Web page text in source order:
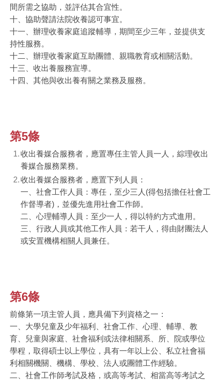
間所需之協助，並評估其合宜性。
十、協助聲請法院收養認可事宜。
十一、辦理收養家庭追蹤輔導，期間至少三年，並提供支
持性服務。
十二、辦理收養家庭互助團體、親職教育或相關活動。
十三、收出養服務宣導。
十四、其他與收出養有關之業務及服務。
第5條
收出養媒合服務者，應置專任主管人員一人，綜理收出
養媒合服務業務。
收出養媒合服務者，應置下列人員：
一、社會工作人員：專任，至少三人 (得包括擔任社會工
作督導者) ，並優先進用社會工作師。
二、心理輔導人員：至少一人，得以特約方式進用。
三、行政人員或其他工作人員：若干人，得由財團法人
或安置機構相關人員兼任。
第6條
前條第一項主管人員，應具備下列資格之一：
一、大學兒童及少年福利、社會工作、心理、輔導、教
育、兒童與家庭、社會福利或法律相關系、所、院或學位
學程，取得碩士以上學位，具有一年以上公、私立社會福
利相關機關、機構、學校、法人或團體工作經驗。
二、社會工作師考試及格，或高等考試、相當高等考試之